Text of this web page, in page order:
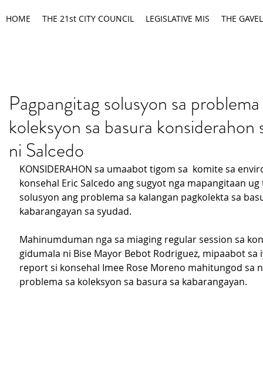
HOME THE 21st CITY COUNCIL LEGISLATIVE MIS THE GAVEL
Pagpangitag solusyon sa
koleksyon sa basura konsiderahon
ni Salcedo
KONSIDERAHON sa umaabot tigom sa  komite sa
konsehal Eric Salcedo ang sugyot nga mapangitaan
solusyon ang problema sa kalangan pagkolekta sa
kabarangayan sa syudad.
Mahinumduman nga sa miaging regular session sa
gidumala ni Bise Mayor Bebot Rodriguez, mipaabot sa
report si konsehal Imee Rose Moreno mahitungod sa
problema sa koleksyon sa basura sa kabarangayan.